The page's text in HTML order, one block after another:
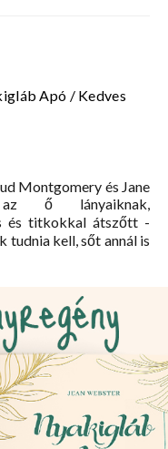
Apó / Kedves
Montgomery és Jane
ő lányaiknak,
és titkokkal átszőtt -
tudnia kell, sőt annál is